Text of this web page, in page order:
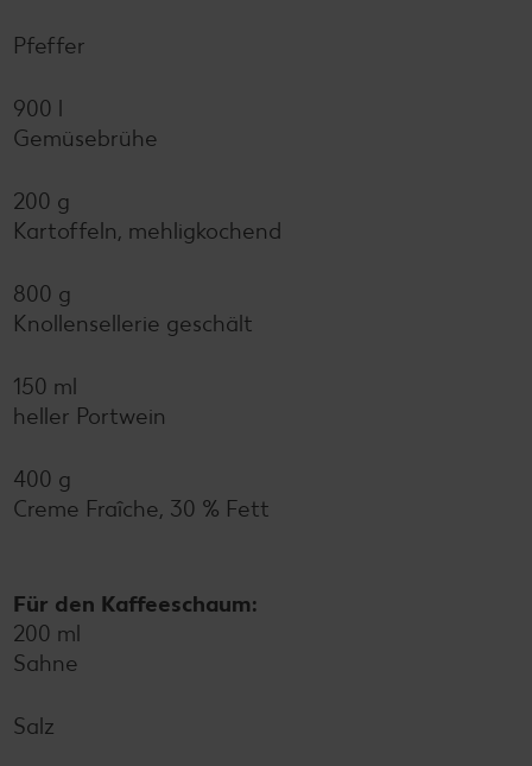
Pfeffer
900 l
Gemüsebrühe
200 g
Kartoffeln, mehligkochend
800 g
Knollensellerie geschält
150 ml
heller Portwein
400 g
Creme Fraîche, 30 % Fett
Für den Kaffeeschaum:
200 ml
Sahne
Salz